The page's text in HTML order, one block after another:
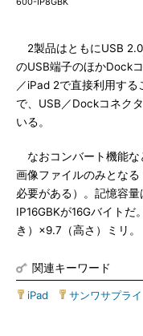
2製品はともにUSB
のUSB端子のほかDock
／iPad 2で直接利用す
で、USB／Dockコネク
いる。
なおコンバート機能な
画像ファイルのみとな
必要がある）。記憶容
IP16GBKが16Gバイト
き）×9.7（高さ）ミリ。
関連キーワード
iPad サンワサプライ